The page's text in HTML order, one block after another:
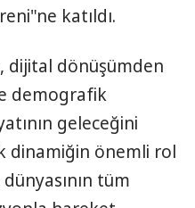
katıldı.
dijital dönüşümden
demografik
geleceğini
dinamiğin önemli rol
tüm